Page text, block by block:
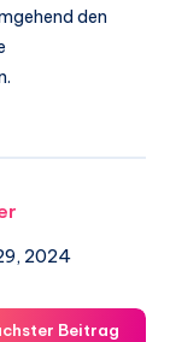
den
2024
Beitrag